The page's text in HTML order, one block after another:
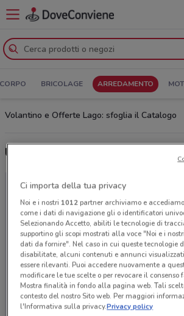
BRICOLAGE ARREDAMENTO
Volantino e Offerte Lago: sfoglia il Catalogo
Ultime offerte del volantino Lago
Ci importa della tua privacy
Noi e i nostri 1012partner archiviamo e
come i dati di navigazione gli o identificatori
Selezionando Accetto, abiliti le tecnologie di
supportino gli scopi mostrati alla voce "Noi e i
dati da fornire". Nel caso in cui queste tecnologie
disabilitate, alcuni contenuti e annunci visualizzati
essere rilevanti. Puoi accedere nuovamente a
modificare le tue scelte o per revocare il
Mostra finalità in fondo alla pagina web. Tali
contesto del nostro Sito web. Per maggiori
l'Informativa sulla privacy.Privacy policy